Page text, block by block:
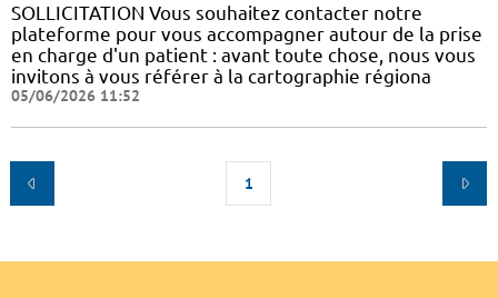
SOLLICITATION Vous souhaitez contacter notre
plateforme pour vous accompagner autour de la prise
en charge d'un patient : avant toute chose, nous vous
invitons à vous référer à la cartographie régiona
05/06/2026 11:52
1